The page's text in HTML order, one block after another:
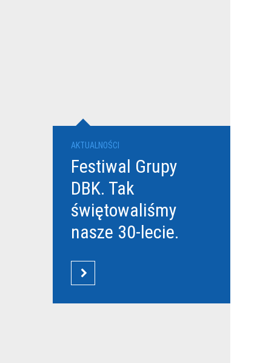
AKTUALNOŚCI
Festiwal Grupy
DBK. Tak
świętowaliśmy
nasze 30-lecie.
CZYTAJ WIĘCEJ